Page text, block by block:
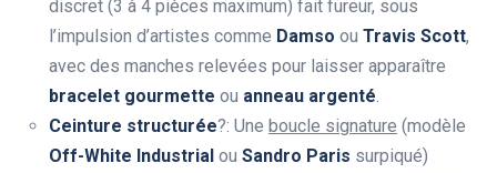
discret (3 à 4 pièces maximum) fait fureur, sous
l’impulsion d’artistes comme Damso ou Travis Scott,
avec des manches relevées pour laisser apparaître
bracelet gourmette ou anneau argenté.
Ceinture structurée?: Une boucle signature (modèle
Off-White Industrial ou Sandro Paris surpiqué)